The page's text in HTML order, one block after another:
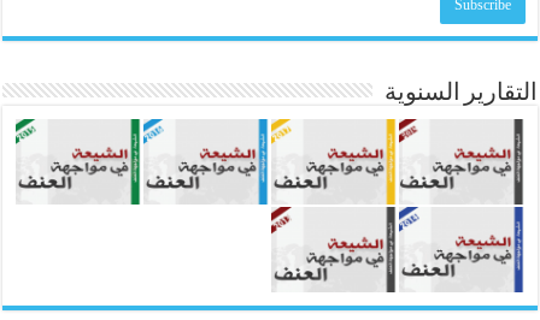
التقارير السنوية